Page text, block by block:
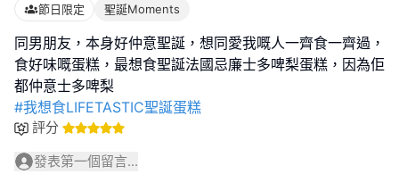
節日限定 聖誕Moments
同男朋友，本身好仲意聖誕，想同愛我嘅人一齊食一齊過，
食好味嘅蛋糕，最想食聖誕法國忌廉士多啤梨蛋糕，因為佢
#我想食LIFETASTIC聖誕蛋糕
評分
發表第一個留言...